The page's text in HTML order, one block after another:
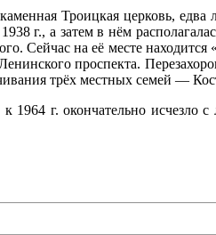
Троицкая церковь,
г., а затем в нём
Сейчас на её месте находится
проспекта.
трёх местных семей —
г. окончательно исчезло